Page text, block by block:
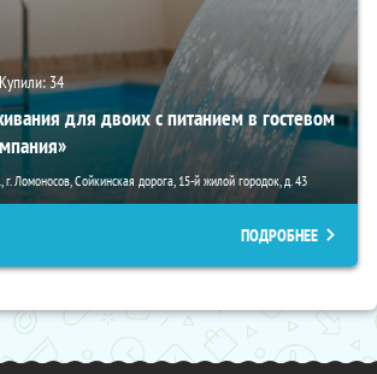
Купили:34
для двоих с питанием в гостевом
г. Ломоносов, Сойкинская дорога, 15-й жилой городок, д. 43
ПОДРОБНЕЕ